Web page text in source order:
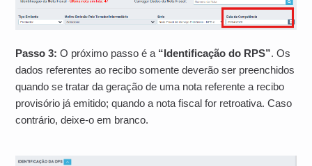
Passo 3: O próximo passo é a “Identificação do RPS”. Os
dados referentes ao recibo somente deverão ser preenchidos
quando se tratar da geração de uma nota referente a recibo
provisório já emitido; quando a nota fiscal for retroativa. Caso
contrário, deixe-o em branco.